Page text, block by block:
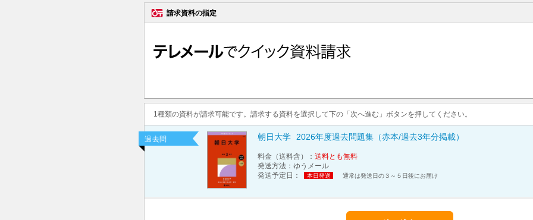
請求資料の指定
1種類の資料が請求可能です。請求する資料を選択して下の「次へ進む」ボタンを押してください。
過去問 朝日大学 2026年度過去問題集（赤本/過去3年分掲載）
料金（送料含）： 送料とも無料
発送方法： ゆうメール
発送予定日：
本日発送 通常は発送日の３～５日後にお届け